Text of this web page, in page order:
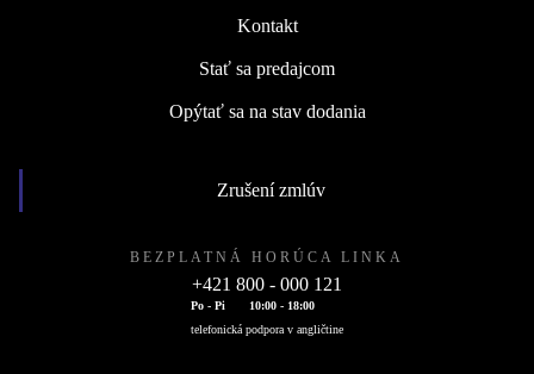
Kontakt
Stať sa predajcom
Opýtať sa na stav dodania
Zrušení zmlúv
BEZPLATNÁ HORÚCA LINKA
+421 800 - 000 121
Po - Pi
10:00 - 18:00
telefonická podpora v angličtine